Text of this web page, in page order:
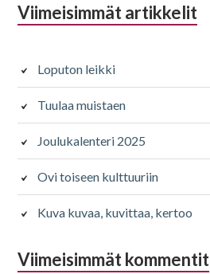
Alapalkin
Viimeisimmät artikkelit
Loputon leikki
Tuulaa muistaen
Joulukalenteri 2025
Ovi toiseen kulttuuriin
Kuva kuvaa, kuvittaa, kertoo
Viimeisimmät kommentit